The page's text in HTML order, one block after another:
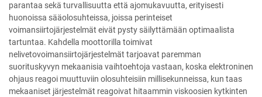
parantaa sekä turvallisuutta että ajomukavuutta, erityisesti
huonoissa sääolosuhteissa, joissa perinteiset
voimansiirtojärjestelmät eivät pysty säilyttämään optimaalista
tartuntaa. Kahdella moottorilla toimivat
nelivetovoimansiirtojärjestelmät tarjoavat paremman
suorituskyvyn mekaanisia vaihtoehtoja vastaan, koska elektroninen
ohjaus reagoi muuttuviin olosuhteisiin millisekunneissa, kun taas
mekaaniset järjestelmät reagoivat hitaammin viskoosien kytkinten